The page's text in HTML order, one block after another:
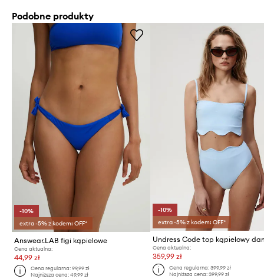
Podobne produkty
-10%
extra -5% z kodem: OFF*
Answear.LAB figi kąpielowe
Cena aktualna:
44,99 zł
Cena regularna:99,99 zł
Najniższa cena:49,99 zł
-10%
extra -5% z kodem: OFF*
Cena aktualna:
359,99 zł
Cena regularna: 399,99 zł
Najniższa cena: 399,99 zł